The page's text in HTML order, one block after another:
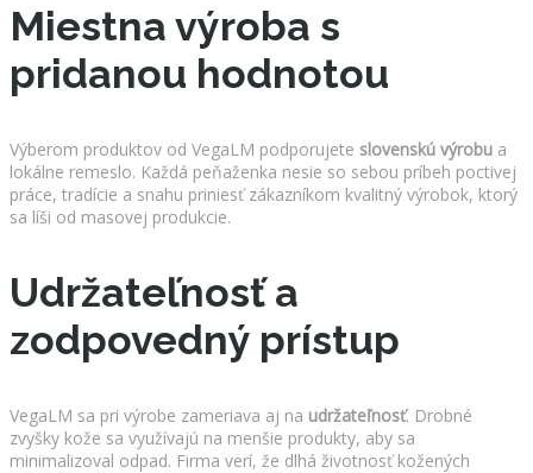
Miestna výroba s
pridanou hodnotou
Výberom produktov od VegaLM podporujete slovenskú výrobu a
lokálne remeslo. Každá peňaženka nesie so sebou príbeh poctivej
práce, tradície a snahu priniesť zákazníkom kvalitný výrobok, ktorý
sa líši od masovej produkcie.
Udržateľnosť a
zodpovedný prístup
VegaLM sa pri výrobe zameriava aj na udržateľnosť. Drobné
zvyšky kože sa využívajú na menšie produkty, aby sa
minimalizoval odpad. Firma verí, že dlhá životnosť kožených